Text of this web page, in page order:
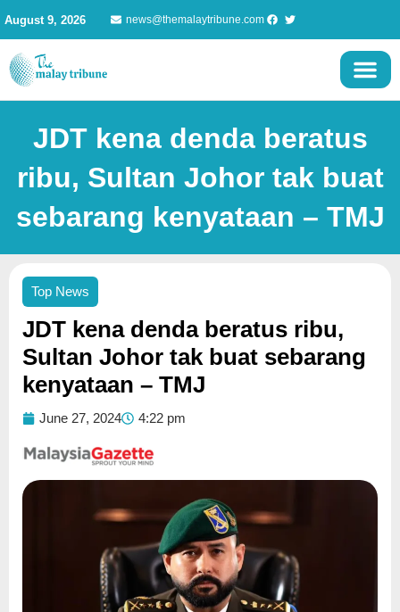
content
August 9, 2026 news@themalaytribune.com
JDT kena denda beratus
ribu, Sultan Johor tak buat
sebarang kenyataan – TMJ
Top News
JDT kena denda beratus ribu,
Sultan Johor tak buat sebarang
kenyataan – TMJ
June 27, 2024 4:22 pm